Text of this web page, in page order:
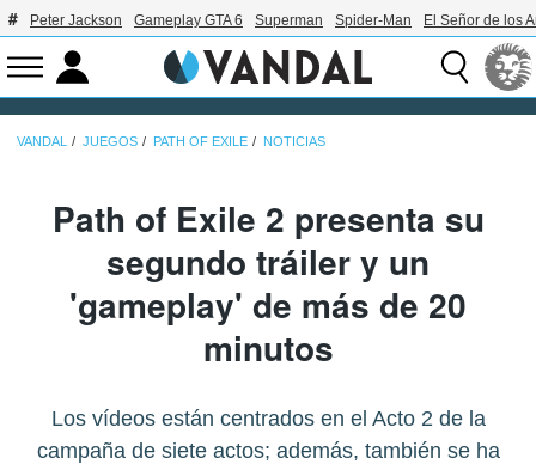
Peter Jackson Gameplay GTA 6 Superman Spider-Man El Señor de los
VANDAL JUEGOS PATH OF EXILE NOTICIAS
Path of Exile 2 presenta su
segundo tráiler y un
'gameplay' de más de 20
minutos
Los vídeos están centrados en el Acto 2 de la
campaña de siete actos; además, también se ha